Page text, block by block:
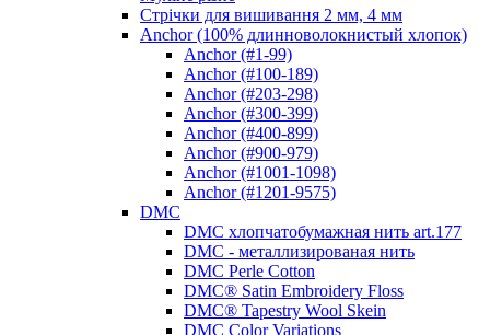
Стрічки для вишивання 2 мм, 4 мм
Anchor (100% длинноволокнистый хлопок)
Anchor (#1-99)
Anchor (#100-189)
Anchor (#203-298)
Anchor (#300-399)
Anchor (#400-899)
Anchor (#900-979)
Anchor (#1001-1098)
Anchor (#1201-9575)
DMC
DMC хлопчатобумажная нить art.177
DMC - металлизированая нить
DMC Perle Cotton
DMC® Satin Embroidery Floss
DMC® Tapestry Wool Skein
DMC Color Variations